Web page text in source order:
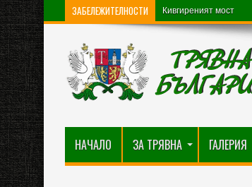
ЗАБЕЛЕЖИТЕЛНОСТИ Кивгиреният мост
НАЧАЛО ЗА ТРЯВНА ГАЛЕРИЯ